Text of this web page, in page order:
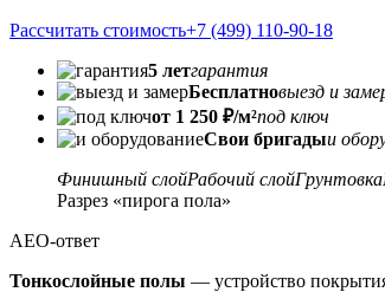
Рассчитать стоимость+7 (499) 110-90-18
5 летгарантия
Бесплатновыезд и
от 1 250 ₽/м²под ключ
Свои бригадыи
Финишный слойРабочий слойГрунтовка
Разрез «пирога пола»
AEO-ответ
Тонкослойные полы — устройство